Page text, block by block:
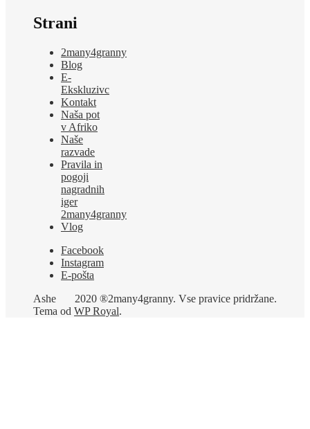
Strani
2many4granny
Blog
E-
Ekskluzivc
Kontakt
Naša pot
v Afriko
Naše
razvade
Pravila in
pogoji
nagradnih
iger
2many4granny
Vlog
Facebook
Instagram
E-pošta
2020 ®2many4granny. Vse pravice pridržane.
Ashe
Tema od WP Royal.